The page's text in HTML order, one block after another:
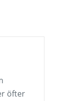
öfter